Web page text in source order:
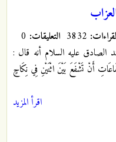
التعليقات:
عليه السلام أنه قال :
أَنْ تَشْفَعَ بَيْنَ اثْنَيْنِ فِي نِكَاحٍ
اقرأ المزيد